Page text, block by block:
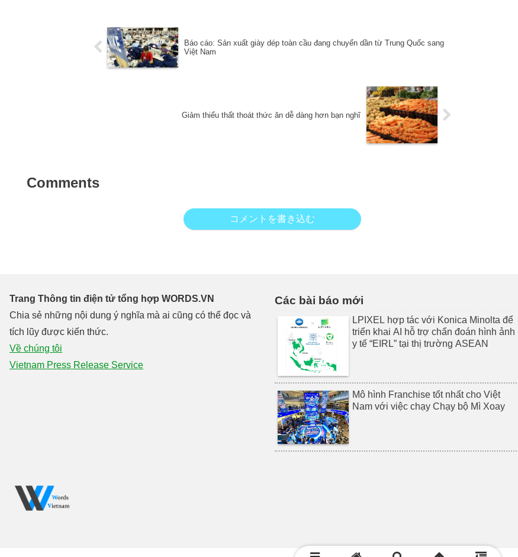
Báo cáo: Sản xuất giày dép toàn cầu đang chuyển dần từ Trung Quốc sang
Việt Nam
Giảm thiểu thất thoát thức ăn dễ dàng hơn bạn nghĩ
Comments
コメントを書き込む
Trang Thông tin điện tử tổng hợp WORDS.VN
Chia sẻ những nội dung ý nghĩa mà ai cũng có thể đọc và
tích lũy được kiến thức.
Về chúng tôi
Vietnam Press Release Service
Các bài báo mới
LPIXEL hợp tác với Konica Minolta để
triển khai AI hỗ trợ chẩn đoán hình ảnh
y tế “EIRL” tại thị trường ASEAN
Mô hình Franchise tốt nhất cho Việt
Nam với việc chạy Chạy bộ Mì Xoay